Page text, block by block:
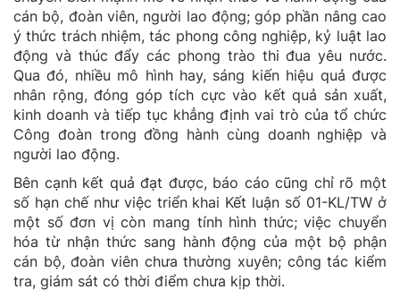
cán bộ, đoàn viên, người lao động; góp phần nâng cao
ý thức trách nhiệm, tác phong công nghiệp, kỷ luật lao
động và thúc đẩy các phong trào thi đua yêu nước.
Qua đó, nhiều mô hình hay, sáng kiến hiệu quả được
nhân rộng, đóng góp tích cực vào kết quả sản xuất,
kinh doanh và tiếp tục khẳng định vai trò của tổ chức
Công đoàn trong đồng hành cùng doanh nghiệp và
người lao động.
Bên cạnh kết quả đạt được, báo cáo cũng chỉ rõ một
số hạn chế như việc triển khai Kết luận số 01-KL/TW ở
một số đơn vị còn mang tính hình thức; việc chuyển
hóa từ nhận thức sang hành động của một bộ phận
cán bộ, đoàn viên chưa thường xuyên; công tác kiểm
tra, giám sát có thời điểm chưa kịp thời.